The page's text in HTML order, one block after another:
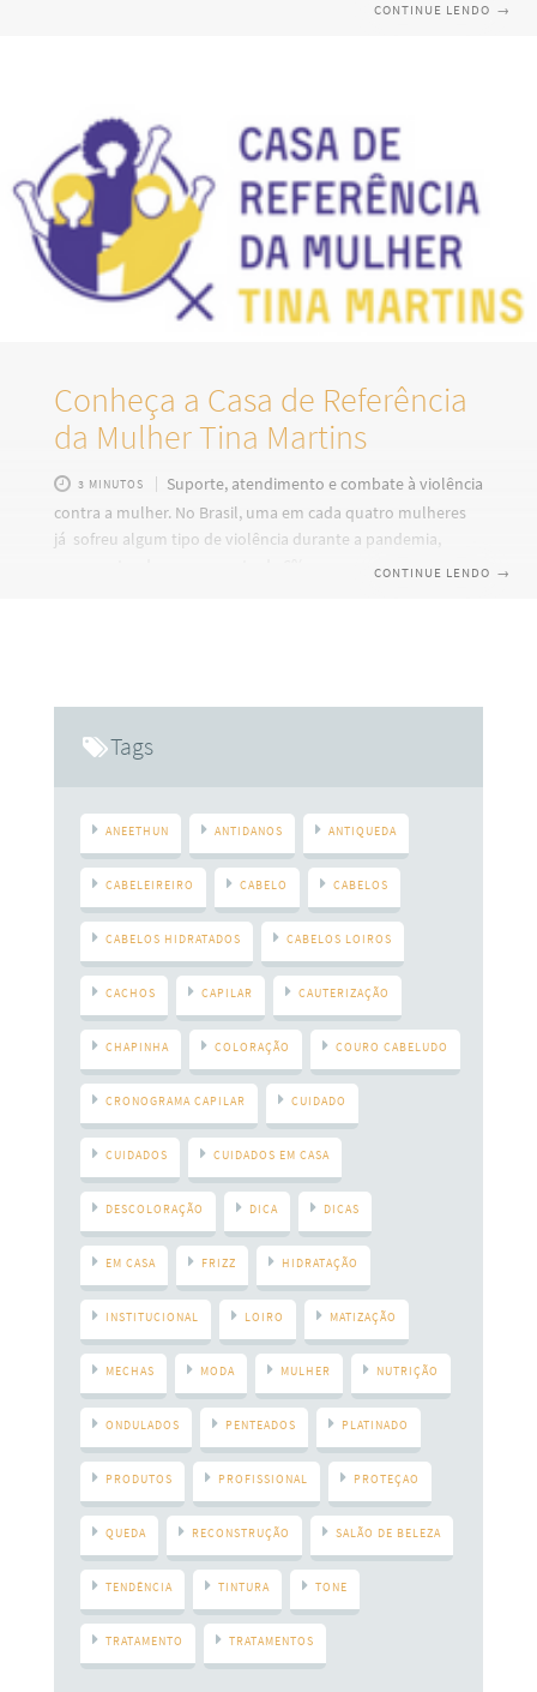
pode ser observado quando o assunto é esse tipo específico
de agressão.
CONTINUE LENDO →
Conheça a Casa de Referência
da Mulher Tina Martins
3 MINUTOS
Suporte, atendimento e combate à violência
contra a mulher. No Brasil, uma em cada quatro mulheres
já sofreu algum tipo de violência durante a pandemia,
representando um aumento de 6% em comparação aos
CONTINUE LENDO →
Tags
ANEETHUN ANTIDANOS ANTIQUEDA
CABELEIREIRO CABELO CABELOS
CABELOS HIDRATADOS CABELOS LOIROS
CACHOS CAPILAR CAUTERIZAÇÃO
CHAPINHA COLORAÇÃO COURO CABELUDO
CRONOGRAMA CAPILAR CUIDADO
CUIDADOS CUIDADOS EM CASA
DESCOLORAÇÃO DICA DICAS
EM CASA FRIZZ HIDRATAÇÃO
INSTITUCIONAL LOIRO MATIZAÇÃO
MECHAS MODA MULHER NUTRIÇÃO
ONDULADOS PENTEADOS PLATINADO
PRODUTOS PROFISSIONAL PROTEÇAO
QUEDA RECONSTRUÇÃO SALÃO DE BELEZA
TENDÊNCIA TINTURA TONE
TRATAMENTO TRATAMENTOS